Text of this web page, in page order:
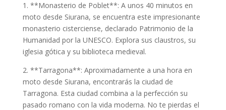
1. **Monasterio de Poblet**: A unos 40 minutos en
moto desde Siurana, se encuentra este impresionante
monasterio cisterciense, declarado Patrimonio de la
Humanidad por la UNESCO. Explora sus claustros, su
iglesia gótica y su biblioteca medieval.
2. **Tarragona**: Aproximadamente a una hora en
moto desde Siurana, encontrarás la ciudad de
Tarragona. Esta ciudad combina a la perfección su
pasado romano con la vida moderna. No te pierdas el